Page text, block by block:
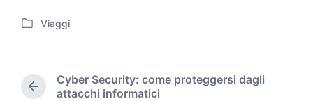
P
e
Viaggi
P
Cyber Security: come proteggersi dagli
attacchi informatici